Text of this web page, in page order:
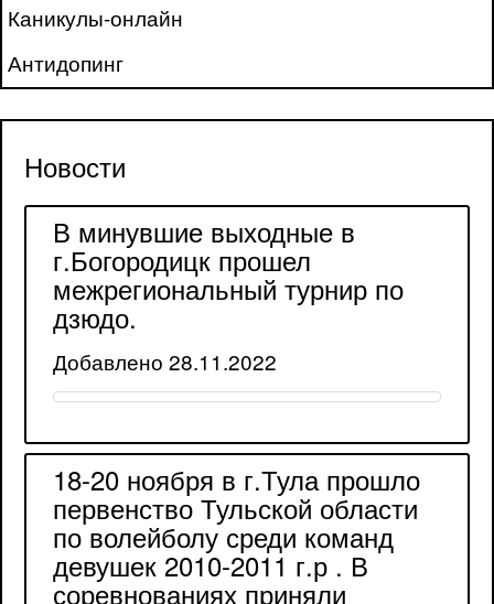
Каникулы-онлайн
Антидопинг
Новости
В минувшие выходные в
г.Богородицк прошел
межрегиональный турнир по
дзюдо.
Добавлено 28.11.2022
18-20 ноября в г.Тула прошло
первенство Тульской области
по волейболу среди команд
девушек 2010-2011 г.р . В
соревнованиях приняли